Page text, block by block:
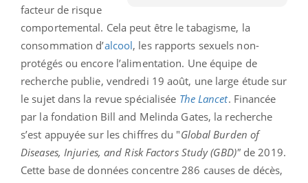
facteur de risque
comportemental. Cela peut être le tabagisme, la
consommation d’alcool, les rapports sexuels non-
protégés ou encore l’alimentation. Une équipe de
recherche publie, vendredi 19 août, une large étude sur
le sujet dans la revue spécialisée The Lancet. Financée
par la fondation Bill and Melinda Gates, la recherche
s’est appuyée sur les chiffres du "Global Burden of
Diseases, Injuries, and Risk Factors Study (GBD)"de 2019.
Cette base de données concentre 286 causes de décès,